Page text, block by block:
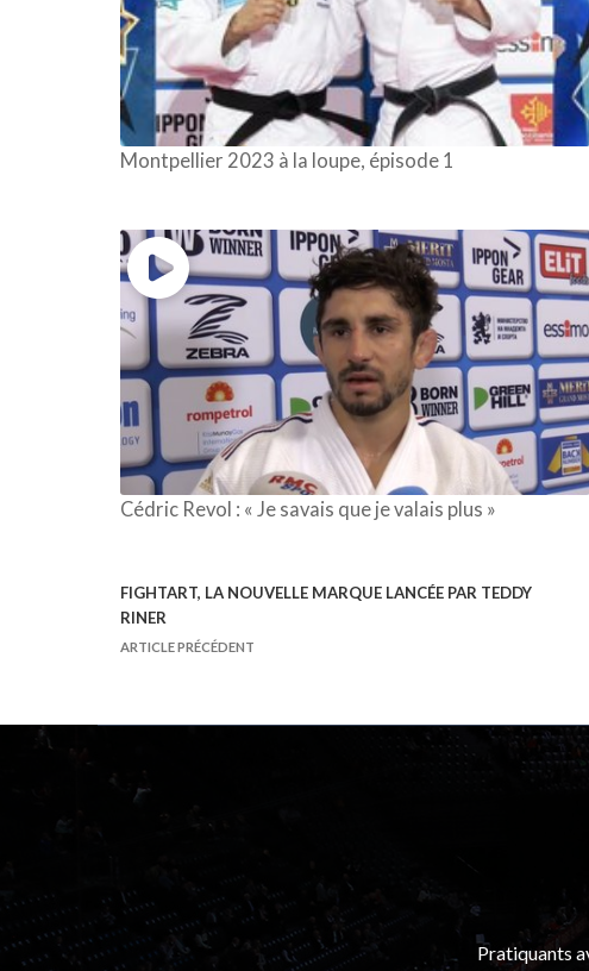
Montpellier 2023 à la loupe, épisode 1
Cédric Revol : « Je savais que je valais plus »
N
a
i
n
d
FIGHTART, LA NOUVELLE MARQUE LANCÉE PAR TEDDY
RINER
ARTICLE PRÉCÉDENT
Pratiquants